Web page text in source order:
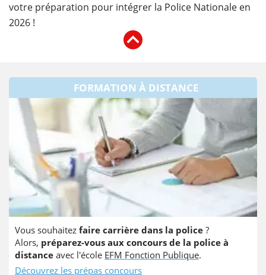
votre préparation pour intégrer la Police Nationale en
2026 !
FORMATION À DISTANCE
Vous souhaitez faire carrière dans la police ?
Alors, préparez-vous aux concours de la police à
distance avec l'école EFM Fonction Publique.
Découvrez les prépas concours